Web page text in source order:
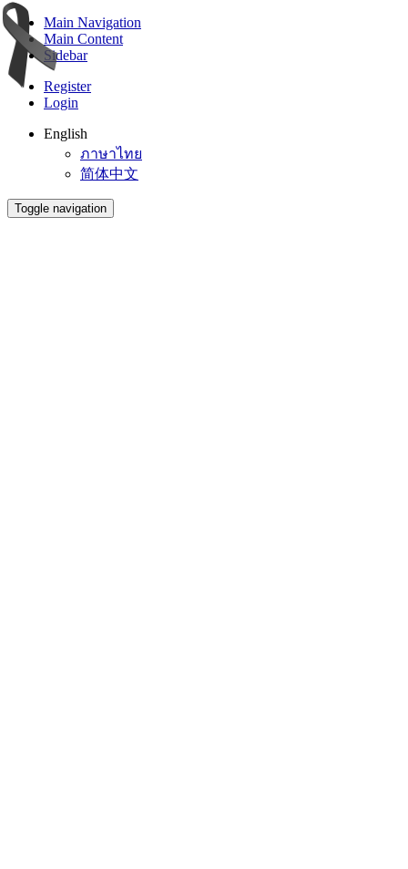
Main Navigation
Main Content
Sidebar
Register
Login
English
ภาษาไทย
简体中文
Toggle navigation